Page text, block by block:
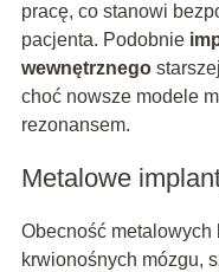
pracę, co stanowi
pacjenta. Podobnie
wewnętrznego
choć nowsze modele
rezonansem.
Metalowe
Obecność
krwionośnych mózgu,